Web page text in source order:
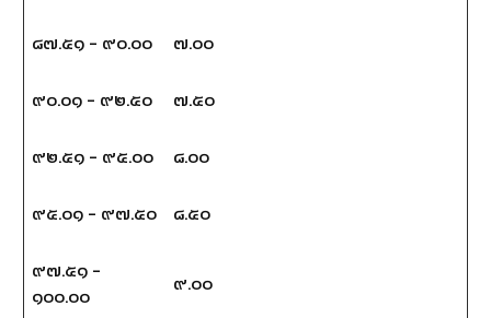
๘๗.๕๑ - ๙๐.๐๐ ๗.๐๐
๙๐.๐๑ - ๙๒.๕๐ ๗.๕๐
๙๒.๕๑ - ๙๕.๐๐ ๘.๐๐
๙๕.๐๑ - ๙๗.๕๐ ๘.๕๐
๙๗.๕๑ -
๑๐๐.๐๐
๙.๐๐